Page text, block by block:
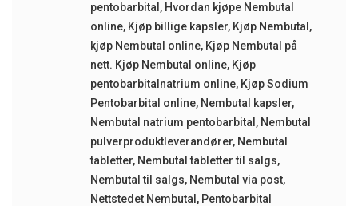
pentobarbital , Hvordan kjøpe Nembutal
online, Kjøp billige kapsler, Kjøp Nembutal ,
kjøp Nembutal online, Kjøp Nembutal på
nett. Kjøp Nembutal online, Kjøp
pentobarbitalnatrium online, Kjøp Sodium
Pentobarbital online, Nembutal kapsler,
Nembutal natrium pentobarbital , Nembutal
pulverproduktleverandører, Nembutal
tabletter, Nembutal tabletter til salgs,
Nembutal til salgs, Nembutal via post,
Nettstedet Nembutal , Pentobarbital